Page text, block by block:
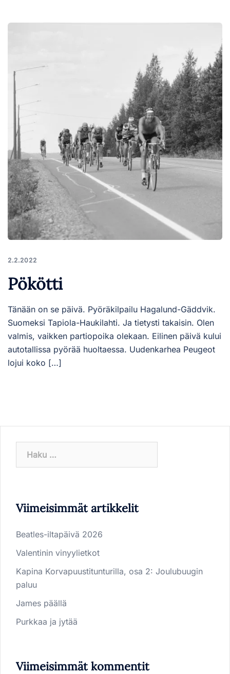
2.2.2022
Pökötti
Tänään on se päivä. Pyöräkilpailu Hagalund-Gäddvik.
Suomeksi Tapiola-Haukilahti. Ja tietysti takaisin. Olen
valmis, vaikken partiopoika olekaan. Eilinen päivä kului
autotallissa pyörää huoltaessa. Uudenkarhea Peugeot
lojui koko […]
Viimeisimmät artikkelit
Beatles-iltapäivä 2026
Valentinin vinyylietkot
Kapina Korvapuustitunturilla, osa 2: Joulubuugin
paluu
James päällä
Purkkaa ja jytää
Viimeisimmät kommentit